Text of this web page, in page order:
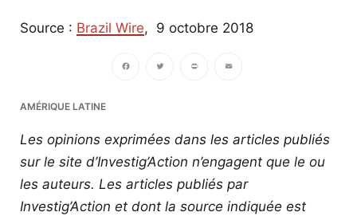
Source : Brazil Wire, 9 octobre 2018
AMÉRIQUE LATINE
Les opinions exprimées dans les articles publiés
sur le site d’Investig’Action n’engagent que le ou
les auteurs. Les articles publiés par
Investig’Action et dont la source indiquée est